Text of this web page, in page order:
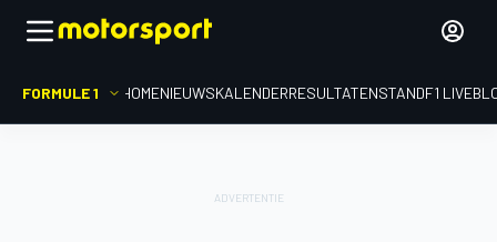
FORMULE 1 HOMENIEUWSKALENDERRESULTATENSTANDF1